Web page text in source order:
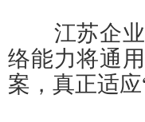
江苏企业
络能力将通
案，真正适